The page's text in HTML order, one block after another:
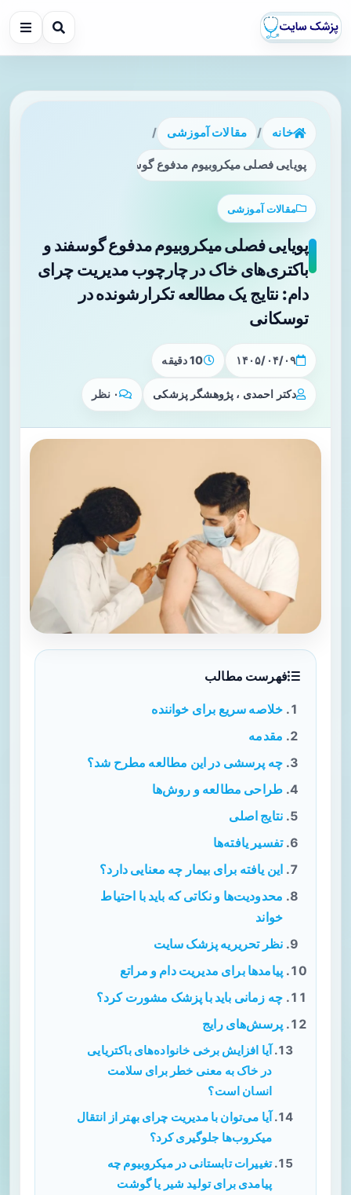
خانه / مقالات آموزشی /
پویایی فصلی میکروبیوم مدفوع گوسفند و باکتری‌های خاک در
مقالات آموزشی
پویایی فصلی میکروبیوم مدفوع گوسفند و
باکتری‌های خاک در چارچوب مدیریت چرای
دام: نتایج یک مطالعه تکرارشونده در
توسکانی
۱۴۰۵/۰۴/۰۹ 10 دقیقه
دکتر احمدی ، پژوهشگر پزشکی ۰ نظر
فهرست مطالب
خلاصه سریع برای خواننده
مقدمه
چه پرسشی در این مطالعه مطرح شد؟
طراحی مطالعه و روش‌ها
نتایج اصلی
تفسیر یافته‌ها
این یافته برای بیمار چه معنایی دارد؟
محدودیت‌ها و نکاتی که باید با احتیاط
خواند
نظر تحریریه پزشک سایت
پیامدها برای مدیریت دام و مراتع
چه زمانی باید با پزشک مشورت کرد؟
پرسش‌های رایج
آیا افزایش برخی خانواده‌های باکتریایی
در خاک به معنی خطر برای سلامت
انسان است؟
آیا می‌توان با مدیریت چرای بهتر از انتقال
میکروب‌ها جلوگیری کرد؟
تغییرات تابستانی در میکروبیوم چه
پیامدی برای تولید شیر یا گوشت